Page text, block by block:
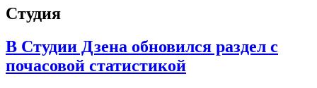
Студия
В Студии Дзена обновился раздел с
почасовой статистикой